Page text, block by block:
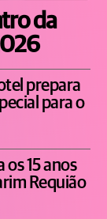
da
prepara
para o
os 15 anos
Requião